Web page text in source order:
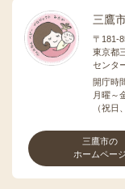
三鷹
〒181-
東京都
センタ
開庁時
月曜～
（祝日
三鷹市の
ホームページ